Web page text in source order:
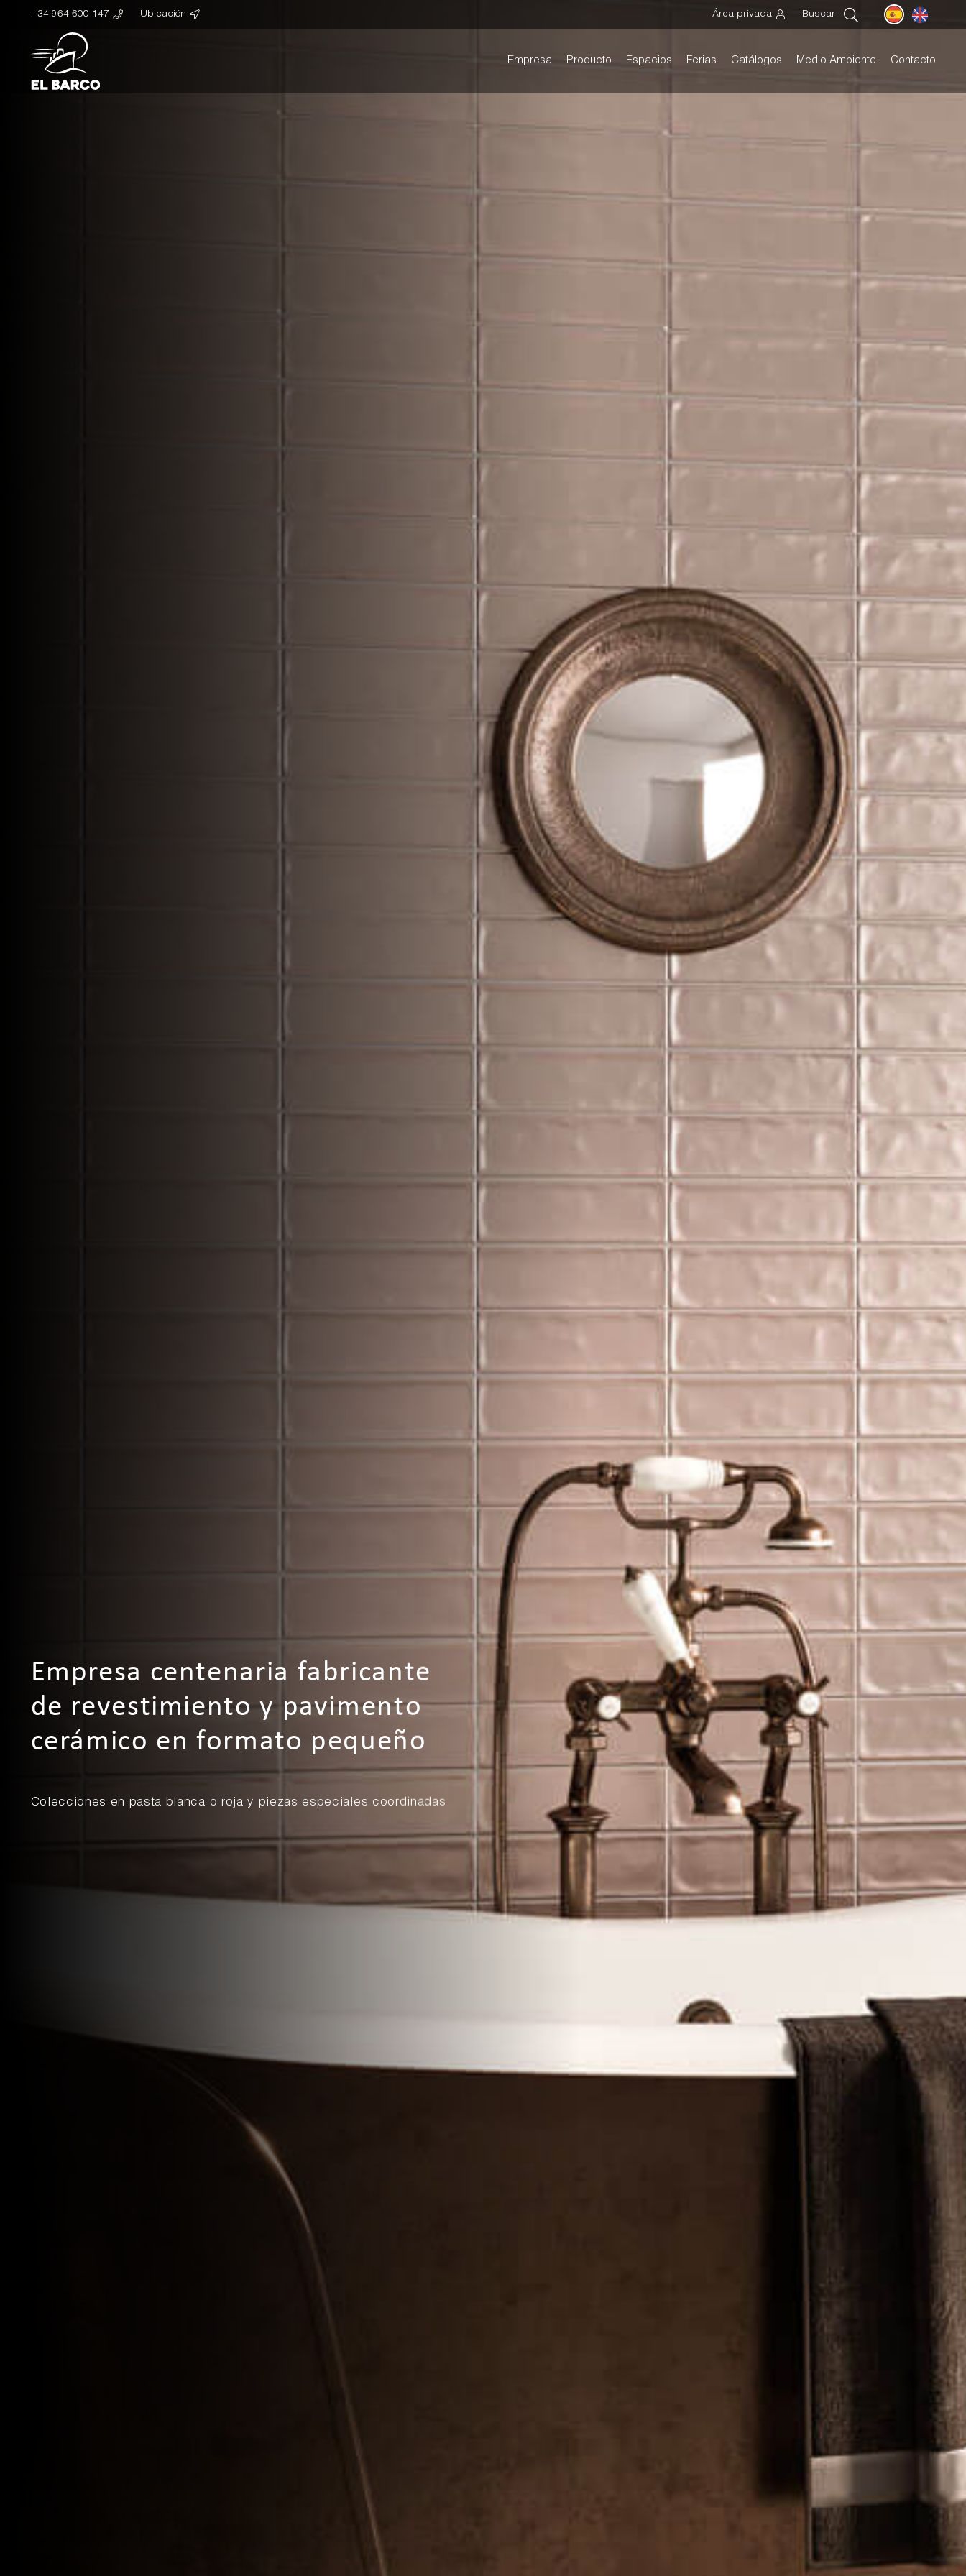
+34 964 600 147 Ubicación Área privada Buscar
Empresa Producto Espacios Ferias Catálogos Medio Ambiente Contacto
Empresa centenaria fabricante
de revestimiento y pavimento
cerámico en formato pequeño
Colecciones en pasta blanca o roja y piezas especiales coordinadas